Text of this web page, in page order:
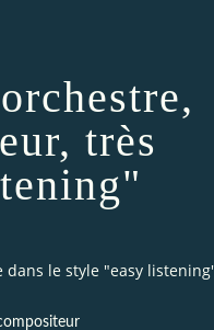
très
le style "easy